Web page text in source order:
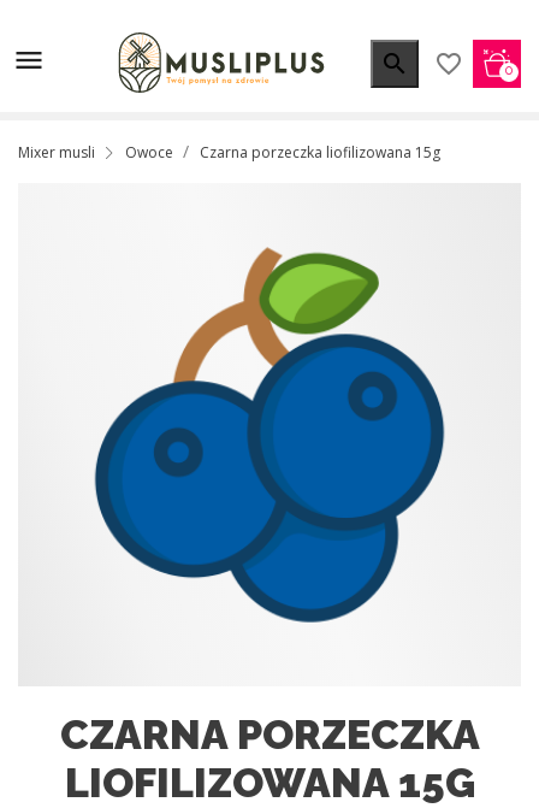
  favorite_border 0
Mixer musli Owoce Czarna porzeczka liofilizowana 15g
CZARNA PORZECZKA
LIOFILIZOWANA 15G